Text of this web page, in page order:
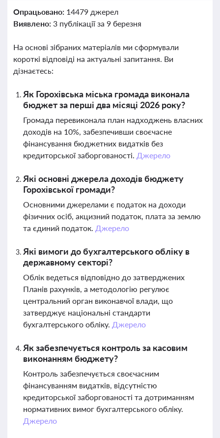
Опрацьовано: 14479 джерел
Виявлено: 3 публікації за 9 березня
На основі зібраних матеріалів ми сформували
короткі відповіді на актуальні запитання. Ви
дізнаєтесь:
Як Горохівська міська громада виконала
бюджет за перші два місяці 2026 року?
Громада перевиконала план надходжень власних
доходів на 10%, забезпечивши своєчасне
фінансування бюджетних видатків без
кредиторської заборгованості. Джерело
Які основні джерела доходів бюджету
Горохівської громади?
Основними джерелами є податок на доходи
фізичних осіб, акцизний податок, плата за землю
та єдиний податок. Джерело
Які вимоги до бухгалтерського обліку в
державному секторі?
Облік ведеться відповідно до затверджених
Планів рахунків, а методологію регулює
центральний орган виконавчої влади, що
затверджує національні стандарти
бухгалтерського обліку. Джерело
Як забезпечується контроль за касовим
виконанням бюджету?
Контроль забезпечується своєчасним
фінансуванням видатків, відсутністю
кредиторської заборгованості та дотриманням
нормативних вимог бухгалтерського обліку.
Джерело